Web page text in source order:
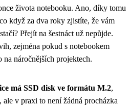
života notebooku. Ano, díky tomu
když za dva roky zjistíte, že vám
Přejít na šestnáct už nepůjde.
zejména pokud s notebookem
na náročnějších projektech.
má SSD disk ve formátu M.2,
v praxi to není žádná procházka